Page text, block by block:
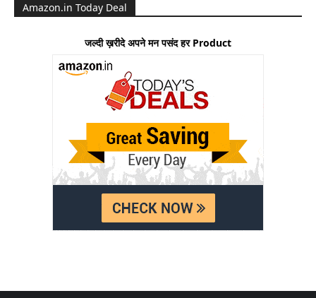
Amazon.in Today Deal
जल्दी ख़रीदे अपने मन पसंद हर Product